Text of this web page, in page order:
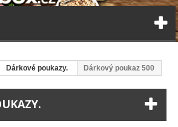
Dárkové poukazy. Dárkový poukaz 500